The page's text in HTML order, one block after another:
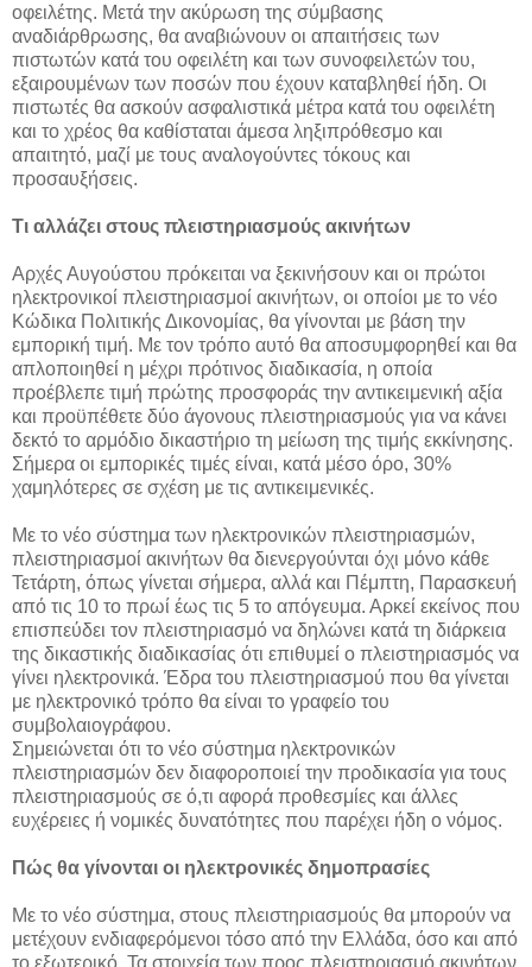
οφειλέτης. Μετά την ακύρωση της σύμβασης
αναδιάρθρωσης, θα αναβιώνουν οι απαιτήσεις των
πιστωτών κατά του οφειλέτη και των συνοφειλετών του,
εξαιρουμένων των ποσών που έχουν καταβληθεί ήδη. Οι
πιστωτές θα ασκούν ασφαλιστικά μέτρα κατά του οφειλέτη
και το χρέος θα καθίσταται άμεσα ληξιπρόθεσμο και
απαιτητό, μαζί με τους αναλογούντες τόκους και
προσαυξήσεις.
Τι αλλάζει στους πλειστηριασμούς ακινήτων
Αρχές Αυγούστου πρόκειται να ξεκινήσουν και οι πρώτοι
ηλεκτρονικοί πλειστηριασμοί ακινήτων, οι οποίοι με το νέο
Κώδικα Πολιτικής Δικονομίας, θα γίνονται με βάση την
εμπορική τιμή. Με τον τρόπο αυτό θα αποσυμφορηθεί και θα
απλοποιηθεί η μέχρι πρότινος διαδικασία, η οποία
προέβλεπε τιμή πρώτης προσφοράς την αντικειμενική αξία
και προϋπέθετε δύο άγονους πλειστηριασμούς για να κάνει
δεκτό το αρμόδιο δικαστήριο τη μείωση της τιμής εκκίνησης.
Σήμερα οι εμπορικές τιμές είναι, κατά μέσο όρο, 30%
χαμηλότερες σε σχέση με τις αντικειμενικές.
Με το νέο σύστημα των ηλεκτρονικών πλειστηριασμών,
πλειστηριασμοί ακινήτων θα διενεργούνται όχι μόνο κάθε
Τετάρτη, όπως γίνεται σήμερα, αλλά και Πέμπτη, Παρασκευή
από τις 10 το πρωί έως τις 5 το απόγευμα. Αρκεί εκείνος που
επισπεύδει τον πλειστηριασμό να δηλώνει κατά τη διάρκεια
της δικαστικής διαδικασίας ότι επιθυμεί ο πλειστηριασμός να
γίνει ηλεκτρονικά. Έδρα του πλειστηριασμού που θα γίνεται
με ηλεκτρονικό τρόπο θα είναι το γραφείο του
συμβολαιογράφου.
Σημειώνεται ότι το νέο σύστημα ηλεκτρονικών
πλειστηριασμών δεν διαφοροποιεί την προδικασία για τους
πλειστηριασμούς σε ό,τι αφορά προθεσμίες και άλλες
ευχέρειες ή νομικές δυνατότητες που παρέχει ήδη ο νόμος.
Πώς θα γίνονται οι ηλεκτρονικές δημοπρασίες
Με το νέο σύστημα, στους πλειστηριασμούς θα μπορούν να
μετέχουν ενδιαφερόμενοι τόσο από την Ελλάδα, όσο και από
το εξωτερικό. Τα στοιχεία των προς πλειστηριασμό ακινήτων